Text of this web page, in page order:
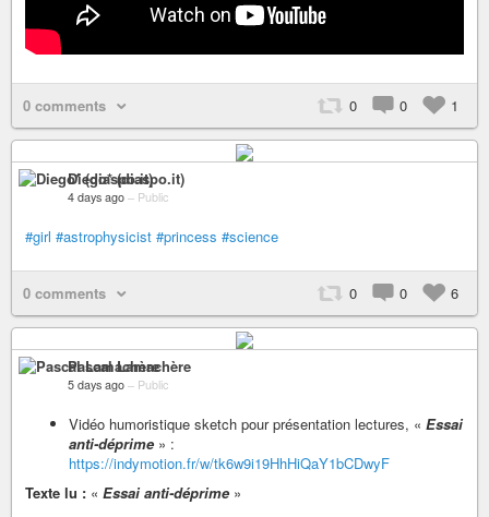
0 comments 0 0 1
Diego* (diaspo.it)
4 days ago – Public
#girl #astrophysicist #princess #science
0 comments 0 0 6
Pascal Lamachère
5 days ago – Public
Vidéo humoristique sketch pour présentation lectures, « Essai
anti-déprime » :
https://indymotion.fr/w/tk6w9i19HhHiQaY1bCDwyF
Texte lu : « Essai anti-déprime »